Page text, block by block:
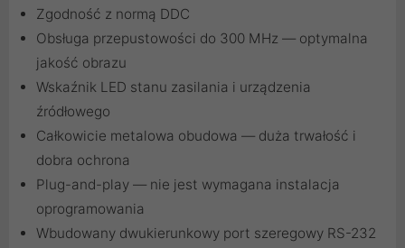
Zgodność z normą DDC
Obsługa przepustowości do 300 MHz — optymalna
jakość obrazu
Wskaźnik LED stanu zasilania i urządzenia
źródłowego
Całkowicie metalowa obudowa — duża trwałość i
dobra ochrona
Plug-and-play — nie jest wymagana instalacja
oprogramowania
Wbudowany dwukierunkowy port szeregowy RS-232